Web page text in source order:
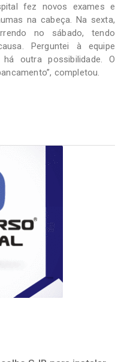
fez novos exames e
na cabeça. Na sexta,
no sábado, tendo
Perguntei à equipe
outra possibilidade. O
completou.